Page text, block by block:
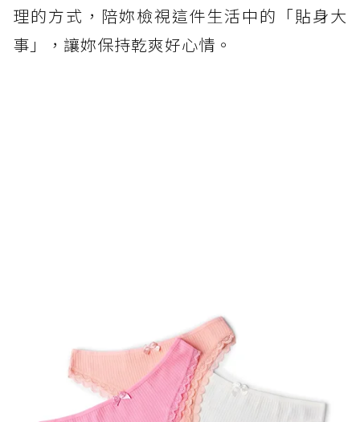
理的方式，陪妳檢視這件生活中的「貼身大
事」，讓妳保持乾爽好心情。